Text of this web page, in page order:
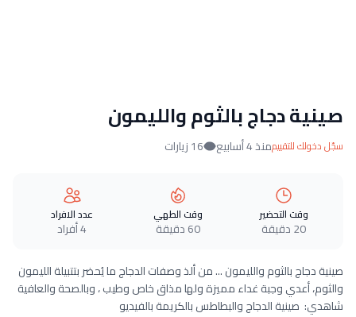
صينية دجاج بالثوم والليمون
سجّل دخولك للتقييممنذ 4 أسابيع 16 زيارات
وقت التحضير
20 دقيقة
وقت الطهي
60 دقيقة
عدد الافراد
4 أفراد
صينية دجاج بالثوم والليمون ... من ألذ وصفات الدجاج ما يُحضر بتتبيلة الليمون
والثوم، أعدي وجبة غداء مميزة ولها مذاق خاص وطيب ، وبالصحة والعافية
شاهدي: صينية الدجاج والبطاطس بالكريمة بالفيديو